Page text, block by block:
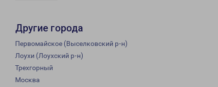
Другие города
Первомайское (Выселковский р-н)
Лоухи (Лоухский р-н)
Трехгорный
Москва